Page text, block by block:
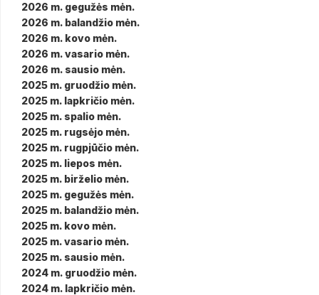
2026 m. gegužės mėn.
2026 m. balandžio mėn.
2026 m. kovo mėn.
2026 m. vasario mėn.
2026 m. sausio mėn.
2025 m. gruodžio mėn.
2025 m. lapkričio mėn.
2025 m. spalio mėn.
2025 m. rugsėjo mėn.
2025 m. rugpjūčio mėn.
2025 m. liepos mėn.
2025 m. birželio mėn.
2025 m. gegužės mėn.
2025 m. balandžio mėn.
2025 m. kovo mėn.
2025 m. vasario mėn.
2025 m. sausio mėn.
2024 m. gruodžio mėn.
2024 m. lapkričio mėn.